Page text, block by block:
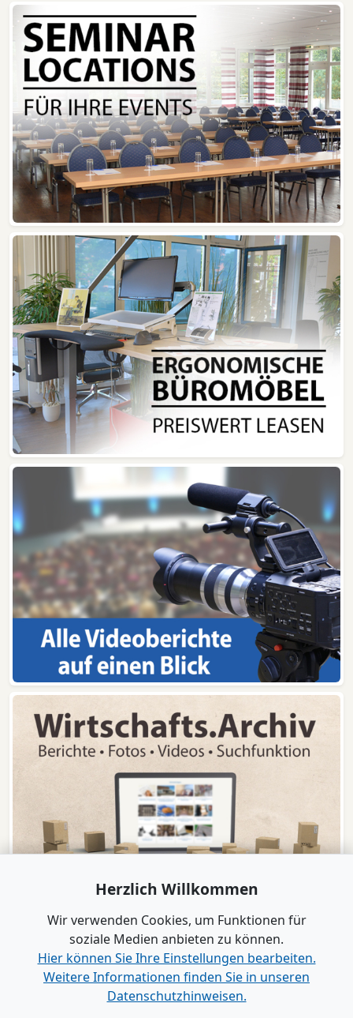
www.B2B-Wirtschaft.de
Herzlich Willkommen
Wir verwenden Cookies, um Funktionen für
soziale Medien anbieten zu können.
Hier können Sie Ihre Einstellungen bearbeiten.
Weitere Informationen finden Sie in unseren
Datenschutzhinweisen.